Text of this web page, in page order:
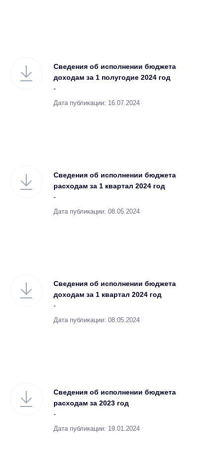
Сведения об исполнении бюджета
доходам за 1 полугодие 2024 год
-
Дата публикации: 16.07.2024
Сведения об исполнении бюджета
расходам за 1 квартал 2024 год
-
Дата публикации: 08.05.2024
Сведения об исполнении бюджета
доходам за 1 квартал 2024 год
-
Дата публикации: 08.05.2024
Сведения об исполнении бюджета
расходам за 2023 год
-
Дата публикации: 19.01.2024